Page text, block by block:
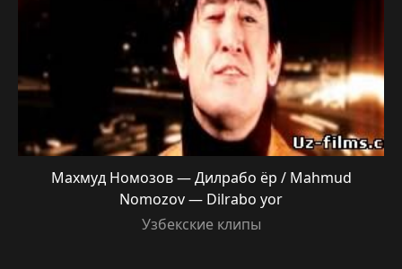
Махмуд Номозов — Дилрабо ёр / Mahmud
Nomozov — Dilrabo yor
Узбекские клипы